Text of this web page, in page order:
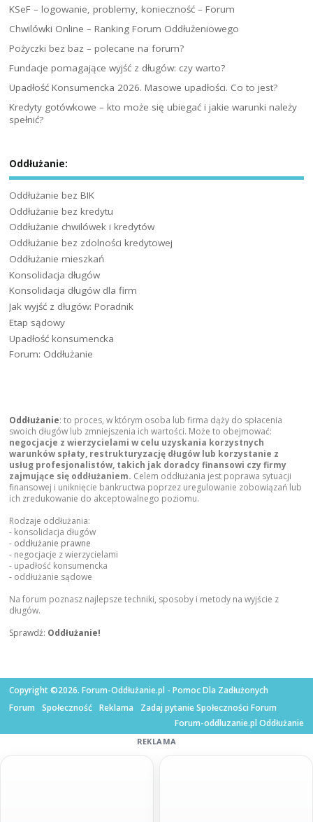
KSeF – logowanie, problemy, konieczność – Forum
Chwilówki Online – Ranking Forum Oddłużeniowego
Pożyczki bez baz – polecane na forum?
Fundacje pomagające wyjść z długów: czy warto?
Upadłość Konsumencka 2026. Masowe upadłości. Co to jest?
Kredyty gotówkowe – kto może się ubiegać i jakie warunki należy
spełnić?
Oddłużanie:
Oddłużanie bez BIK
Oddłużanie bez kredytu
Oddłużanie chwilówek i kredytów
Oddłużanie bez zdolności kredytowej
Oddłużanie mieszkań
Konsolidacja długów
Konsolidacja długów dla firm
Jak wyjść z długów: Poradnik
Etap sądowy
Upadłość konsumencka
Forum: Oddłużanie
Oddłużanie: to proces, w którym osoba lub firma dąży do spłacenia
swoich długów lub zmniejszenia ich wartości. Może to obejmować:
negocjacje z wierzycielami w celu uzyskania korzystnych
warunków spłaty, restrukturyzację długów lub korzystanie z
usług profesjonalistów, takich jak doradcy finansowi czy firmy
zajmujące się oddłużaniem. Celem oddłużania jest poprawa sytuacji
finansowej i uniknięcie bankructwa poprzez uregulowanie zobowiązań lub
ich zredukowanie do akceptowalnego poziomu.
Rodzaje oddłużania:
- konsolidacja długów
- oddłużanie prawne
- negocjacje z wierzycielami
- upadłość konsumencka
- oddłużanie sądowe
Na forum poznasz najlepsze techniki, sposoby i metody na wyjście z
długów.
Sprawdź: Oddłużanie!
Copyright ©2026. Forum-Oddłużanie.pl - Pomoc Dla Zadłużonych
Forum
Społeczność Reklama
Zadaj pytanie Społeczności Forum
Forum-oddluzanie.pl Oddłużanie
REKLAMA